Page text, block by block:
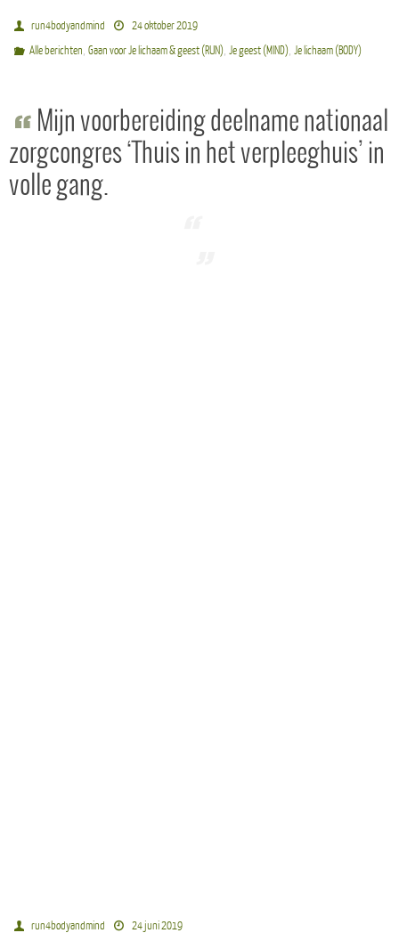
run4bodyandmind
24 oktober 2019
Alle berichten,Gaan voor Je lichaam & geest (RUN),Je geest (MIND),Je lichaam (BODY)
Mijn voorbereiding deelname nationaal
zorgcongres ‘Thuis in het verpleeghuis’ in
volle gang.
run4bodyandmind
24 juni 2019